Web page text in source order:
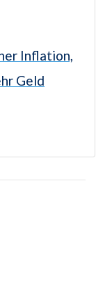
Inflation,
Geld